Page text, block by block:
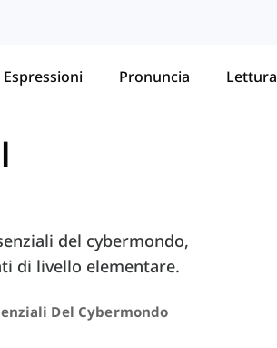
Espressioni Pronuncia Lettura
del cybermondo,
di livello elementare.
Del Cybermondo